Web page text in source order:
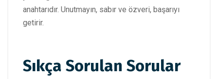
anahtarıdır. Unutmayın, sabır ve özveri, başarıyı
getirir.
Sıkça Sorulan Sorular